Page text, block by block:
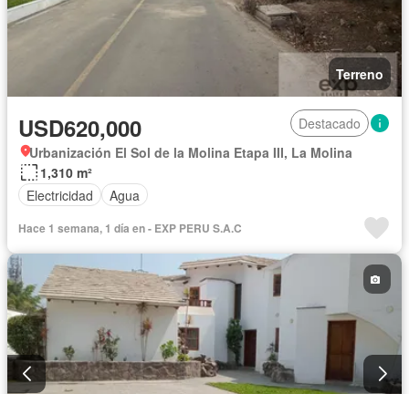
Terreno
USD620,000
Destacado
Urbanización El Sol de la Molina Etapa III, La Molina
1,310 m²
Electricidad
Agua
Hace 1 semana, 1 día en - EXP PERU S.A.C